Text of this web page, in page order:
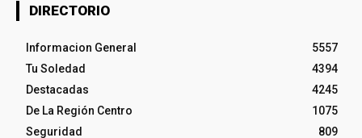
DIRECTORIO
Informacion General
5557
Tu Soledad
4394
Destacadas
4245
De La Región Centro
1075
Seguridad
809